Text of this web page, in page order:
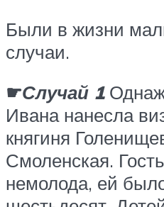
Были в жизни
случаи.
☛Случай 1
Ивана нанесла
княгиня
Смоленская.
немолода, ей